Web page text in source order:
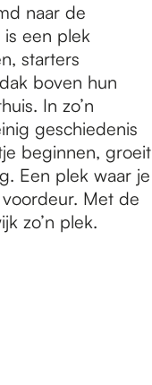
naar de
een plek
starters
boven hun
In zo’n
geschiedenis
beginnen, groeit
Een plek waar je
Met de
zo’n plek.